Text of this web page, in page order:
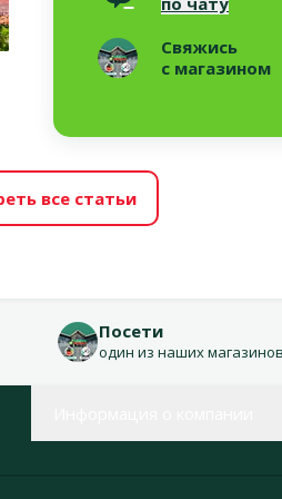
Свяжись
с магазином
все статьи
Посети
один из наших